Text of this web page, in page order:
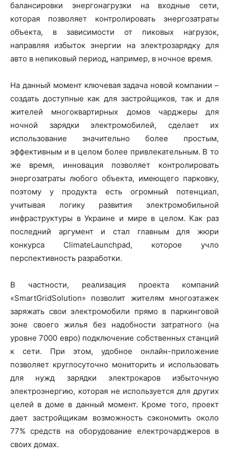
балансировки энергонагрузки на входные сети,
которая позволяет контролировать энергозатраты
объекта, в зависимости от пиковых нагрузок,
направляя избыток энергии на электрозарядку для
авто в непиковый период, например, в ночное время.
На данный момент ключевая задача новой компании –
создать доступные как для застройщиков, так и для
жителей многоквартирных домов чарджеры для
ночной зарядки электромобилей, сделает их
использование значительно более простым,
эффективным и в целом более привлекательным. В то
же время, инновация позволяет контролировать
энергозатраты любого объекта, имеющего парковку,
поэтому у продукта есть огромный потенциал,
учитывая логику развития электромобильной
инфраструктуры в Украине и мире в целом. Как раз
последний аргумент и стал главным для жюри
конкурса ClimateLaunchpad, которое учло
перспективность разработки.
В частности, реализация проекта компаний
«SmartGridSolution» позволит жителям многоэтажек
заряжать свои электромобили прямо в паркинговой
зоне своего жилья без надобности затратного (на
уровне 7000 евро) подключение собственных станций
к сети. При этом, удобное онлайн-приложение
позволяет круглосуточно мониторить и использовать
для нужд зарядки электрокаров избыточную
электроэнергию, которая не используется для других
целей в доме в данный момент. Кроме того, проект
дает застройщикам возможность сэкономить около
77% средств на оборудование електрочарджеров в
своих домах.